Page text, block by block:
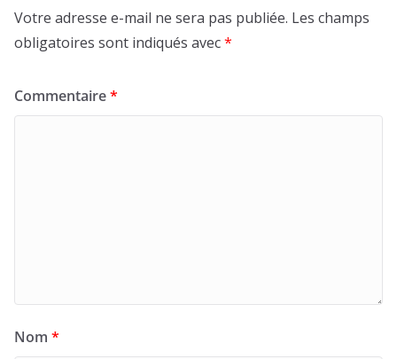
Votre adresse e-mail ne sera pas publiée. Les champs
obligatoires sont indiqués avec*
Commentaire*
Nom *